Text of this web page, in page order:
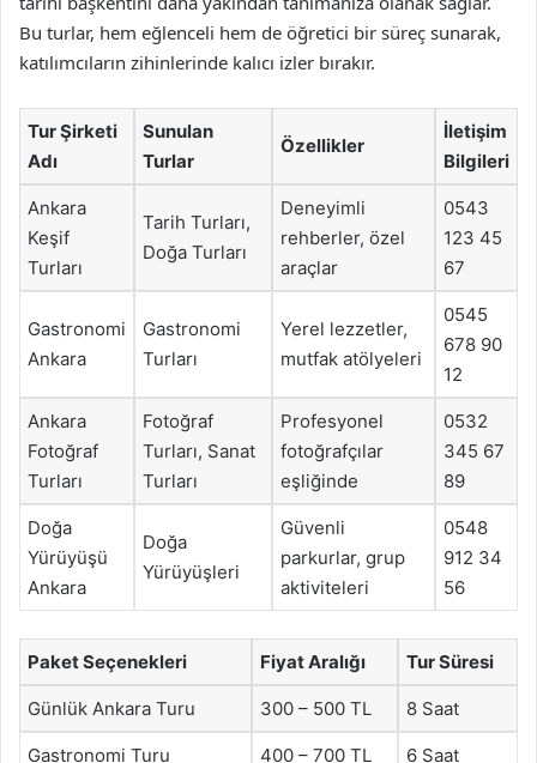
Bu turlar, hem eğlenceli hem de öğretici bir süreç sunarak,
katılımcıların zihinlerinde kalıcı izler bırakır.
Tur Şirketi
Adı
Sunulan
Turlar
Özellikler
İletişim
Bilgileri
Ankara
Keşif
Turları
Tarih Turları,
Doğa Turları
Deneyimli
rehberler, özel
araçlar
0543
123 45
67
Gastronomi
Ankara
Gastronomi
Turları
Yerel lezzetler,
mutfak atölyeleri
0545
678 90
12
Ankara
Fotoğraf
Turları
Fotoğraf
Turları, Sanat
Turları
Profesyonel
fotoğrafçılar
eşliğinde
0532
345 67
89
Doğa
Yürüyüşü
Ankara
Doğa
Yürüyüşleri
Güvenli
parkurlar, grup
aktiviteleri
0548
912 34
56
Paket Seçenekleri Fiyat Aralığı Tur Süresi
Günlük Ankara Turu 300 – 500 TL 8 Saat
Gastronomi Turu 400 – 700 TL 6 Saat